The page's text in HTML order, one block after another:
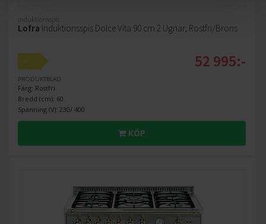
Induktionsspis
Lofra Induktionsspis Dolce Vita 90 cm 2 Ugnar, Rostfri/Brons
A
PRODUKTBLAD
Färg: Rostfri
Bredd (cm): 60
Spänning (V): 230/ 400
52 995:-
KÖP